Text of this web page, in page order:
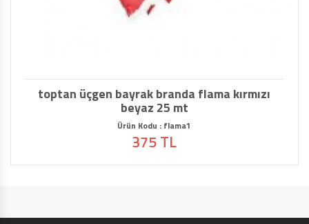
toptan üçgen bayrak branda flama kırmızı
beyaz 25 mt
Ürün Kodu : flama1
375 TL